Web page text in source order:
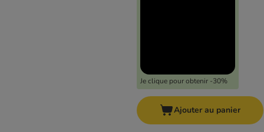
Je clique pour obtenir -30%
Ajouter au panier